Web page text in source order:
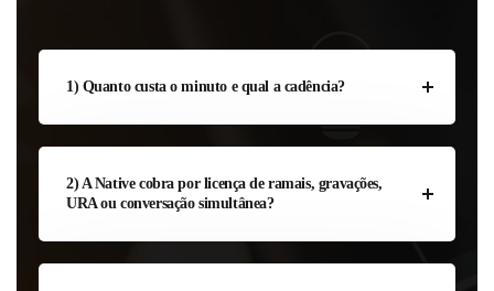
1) Quanto custa o minuto e qual a cadência?
2) A Native cobra por licença de ramais, gravações,
URA ou conversação simultânea?